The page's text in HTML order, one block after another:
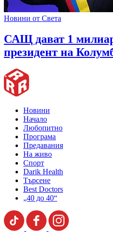
Новини от Света
САЩ дават 1
президент на
Новини
Начало
Любопитно
Програма
Предавания
На живо
Спорт
Darik Health
Търсене
Best Doctors
„40 до 40“